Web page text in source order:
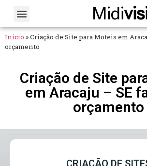
Midi
Início »Criação de Site para Moteis em
orçamento
Criação de Site
em Aracaju – SE
orçamento
CRIAÇÃO DE